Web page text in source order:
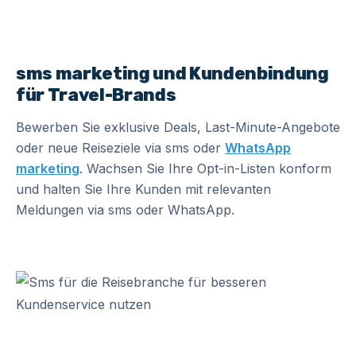
sms marketing und Kundenbindung
für Travel-Brands
Bewerben Sie exklusive Deals, Last-Minute-Angebote
oder neue Reiseziele via sms oder WhatsApp
marketing. Wachsen Sie Ihre Opt-in-Listen konform
und halten Sie Ihre Kunden mit relevanten
Meldungen via sms oder WhatsApp.